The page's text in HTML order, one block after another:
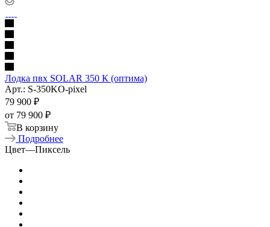
Лодка пвх SOLAR 350 К (оптима)
Арт.: S-350KO-pixel
79 900 ₽
от 79 900 ₽
В корзину
Подробнее
Цвет—Пиксель